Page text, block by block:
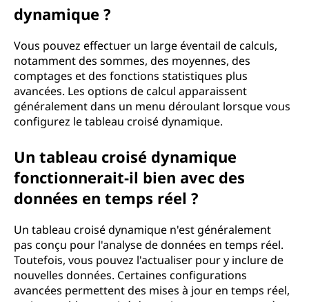
dynamique ?
Vous pouvez effectuer un large éventail de calculs,
notamment des sommes, des moyennes, des
comptages et des fonctions statistiques plus
avancées. Les options de calcul apparaissent
généralement dans un menu déroulant lorsque vous
configurez le tableau croisé dynamique.
Un tableau croisé dynamique
fonctionnerait-il bien avec des
données en temps réel ?
Un tableau croisé dynamique n'est généralement
pas conçu pour l'analyse de données en temps réel.
Toutefois, vous pouvez l'actualiser pour y inclure de
nouvelles données. Certaines configurations
avancées permettent des mises à jour en temps réel,